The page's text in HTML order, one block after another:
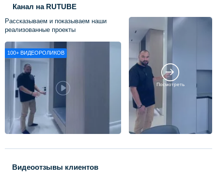
Канал на RUTUBE
Рассказываем и показываем наши
реализованные проекты
100+ ВИДЕОРОЛИКОВ
Посмотреть
Видеоотзывы клиентов